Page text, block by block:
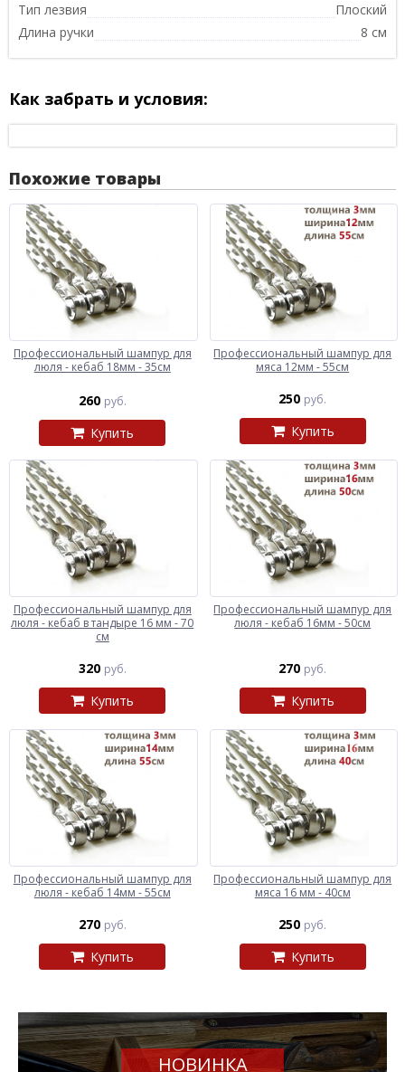
Тип лезвия
Плоский
Длина ручки
8 см
Как забрать и условия:
Похожие товары
Профессиональный шампур для
люля - кебаб 18мм - 35см
260 руб.
Купить
Профессиональный шампур для
мяса 12мм - 55см
250 руб.
Купить
Профессиональный шампур для
люля - кебаб в тандыре 16 мм - 70
см
320 руб.
Купить
Профессиональный шампур для
люля - кебаб 16мм - 50см
270 руб.
Купить
Профессиональный шампур для
люля - кебаб 14мм - 55см
270 руб.
Купить
Профессиональный шампур для
мяса 16 мм - 40см
250 руб.
Купить
НОВИНКА